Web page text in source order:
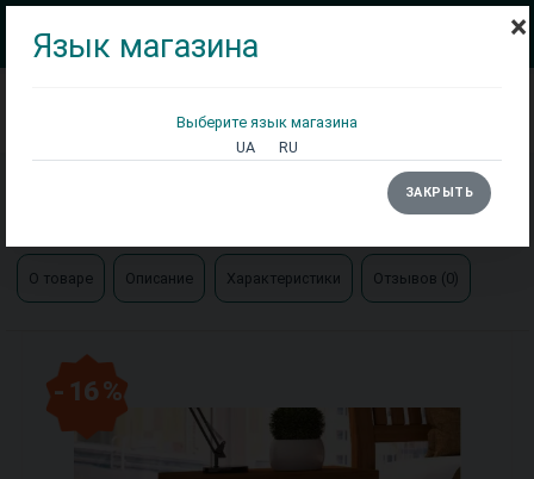
Матрасы
×
Язык магазина
Выберите язык магазина
UA
RU
ЗАКРЫТЬ
О товаре Описание Характеристики Отзывов (0)
- 16 %